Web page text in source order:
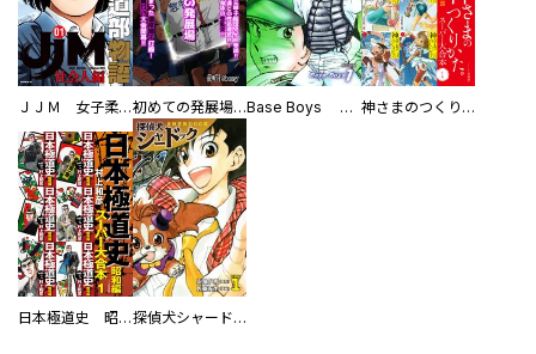
ＪＪＭ 女子柔道部物語 社会人編 初めての発展場 【白抜き修正版】 Base Boys 新装版 神さまのつくりかた。スーパー大合本
日本極道史 昭和編 スーパー大合本 探偵犬シャードック（新装版）